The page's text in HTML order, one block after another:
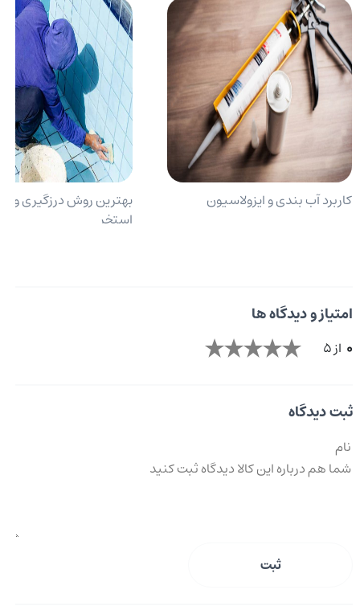
کاربرد آب بندی و ایزولاسیون
بهترین روش درزگیری و
استخر
امتیاز و دیدگاه ها
0 از 5
ثبت دیدگاه
ثبت